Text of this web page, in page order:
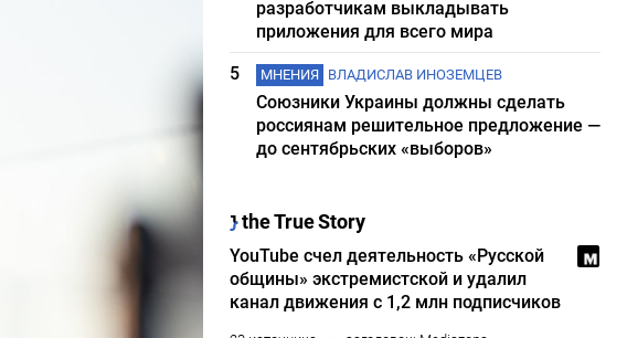
разработчикам выкладывать
приложения для всего мира
5
МНЕНИЯ ВЛАДИСЛАВ ИНОЗЕМЦЕВ
Союзники Украины должны сделать
россиянам решительное предложение —
до сентябрьских «выборов»